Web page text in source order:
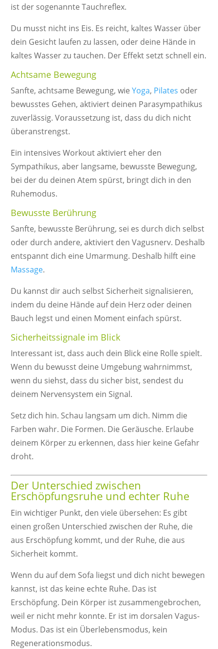
ist der sogenannte Tauchreflex.
Du musst nicht ins Eis. Es reicht, kaltes Wasser über
dein Gesicht laufen zu lassen, oder deine Hände in
kaltes Wasser zu tauchen. Der Effekt setzt schnell ein.
Achtsame Bewegung
Sanfte, achtsame Bewegung, wieYoga, Pilates oder
bewusstes Gehen, aktiviert deinen Parasympathikus
zuverlässig. Voraussetzung ist, dass du dich nicht
überanstrengst.
Ein intensives Workout aktiviert eher den
Sympathikus, aber langsame, bewusste Bewegung,
bei der du deinen Atem spürst, bringt dich in den
Ruhemodus.
Bewusste Berührung
Sanfte, bewusste Berührung, sei es durch dich selbst
oder durch andere, aktiviert den Vagusnerv. Deshalb
entspannt dich eine Umarmung. Deshalb hilft eine
Massage.
Du kannst dir auch selbst Sicherheit signalisieren,
indem du deine Hände auf dein Herz oder deinen
Bauch legst und einen Moment einfach spürst.
Sicherheitssignale im Blick
Interessant ist, dass auch dein Blick eine Rolle spielt.
Wenn du bewusst deine Umgebung wahrnimmst,
wenn du siehst, dass du sicher bist, sendest du
deinem Nervensystem ein Signal.
Setz dich hin. Schau langsam um dich. Nimm die
Farben wahr. Die Formen. Die Geräusche. Erlaube
deinem Körper zu erkennen, dass hier keine Gefahr
droht.
Der Unterschied zwischen
Erschöpfungsruhe und echter Ruhe
Ein wichtiger Punkt, den viele übersehen: Es gibt
einen großen Unterschied zwischen der Ruhe, die
aus Erschöpfung kommt, und der Ruhe, die aus
Sicherheit kommt.
Wenn du auf dem Sofa liegst und dich nicht bewegen
kannst, ist das keine echte Ruhe. Das ist
Erschöpfung. Dein Körper ist zusammengebrochen,
weil er nicht mehr konnte. Er ist im dorsalen Vagus-
Modus. Das ist ein Überlebensmodus, kein
Regenerationsmodus.